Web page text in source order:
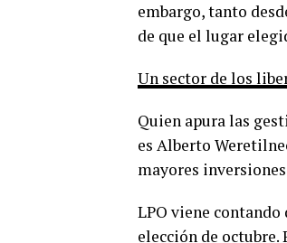
embargo, tanto
de que el lugar
Un sector de los
Quien apura las
es Alberto
mayores
LPO viene
elección de